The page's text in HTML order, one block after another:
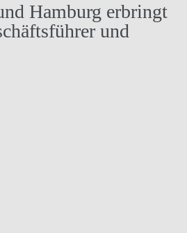
Hamburg erbringt
und